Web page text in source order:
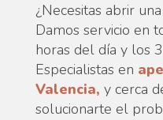
¿Necesitas abrir
Damos servicio en
horas del día y los
Especialistas en
Valencia, y cerca
solucionarte el